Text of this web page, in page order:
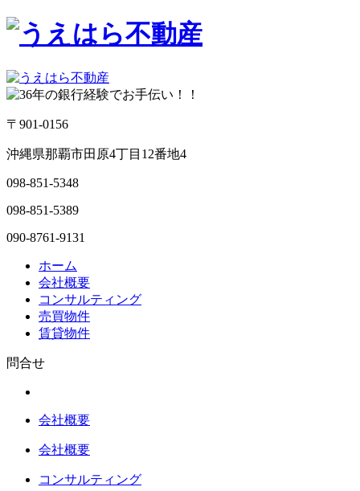
〒901-0156
沖縄県那覇市田原4丁目12番地4
098-851-5348
098-851-5389
090-8761-9131
ホーム
会社概要
コンサルティング
売買物件
賃貸物件
問合せ
会社概要
会社概要
コンサルティング